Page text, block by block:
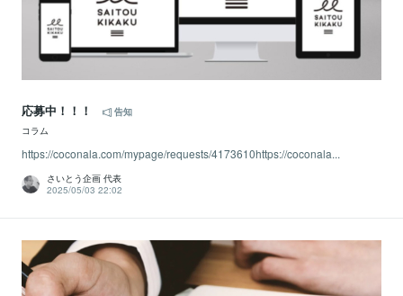
応募中！！！
告知
コラム
https://coconala.com/mypage/requests/4173610https://coconala...
さいとう企画 代表
2025/05/03 22:02